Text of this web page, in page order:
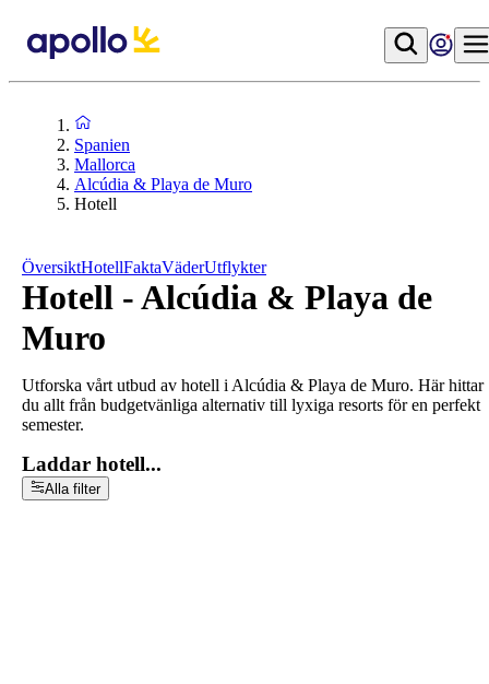
Spanien
Mallorca
Alcúdia & Playa de Muro
Hotell
ÖversiktHotellFaktaVäderUtflykter
Hotell - Alcúdia & Playa de
Muro
Utforska vårt utbud av hotell i Alcúdia & Playa de Muro. Här hittar
du allt från budgetvänliga alternativ till lyxiga resorts för en perfekt
semester.
Laddar hotell...
Alla filter